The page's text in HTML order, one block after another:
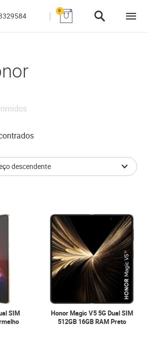
0
SIM
Honor Magic V5 5G Dual SIM
512GB 16GB RAM Preto